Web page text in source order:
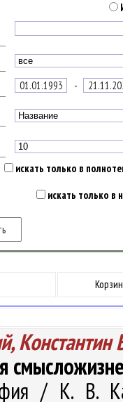
-
искать только в
искать только в
Константин
/ К. В.